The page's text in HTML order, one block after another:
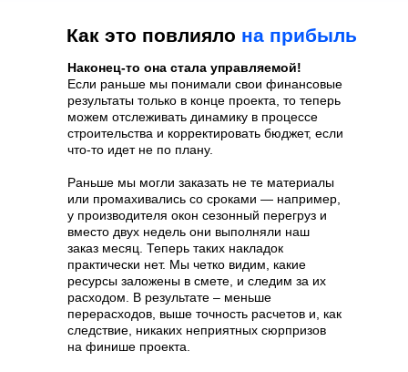
Как это повлияло на прибыль
Наконец-то она стала управляемой!
Если раньше мы понимали свои финансовые
результаты только в конце проекта, то теперь
можем отслеживать динамику в процессе
строительства и корректировать бюджет, если
что-то идет не по плану.
Раньше мы могли заказать не те материалы
или промахивались со сроками — например,
у производителя окон сезонный перегруз и
вместо двух недель они выполняли наш
заказ месяц. Теперь таких накладок
практически нет. Мы четко видим, какие
ресурсы заложены в смете, и следим за их
расходом. В результате – меньше
перерасходов, выше точность расчетов и, как
следствие, никаких неприятных сюрпризов
на финише проекта.